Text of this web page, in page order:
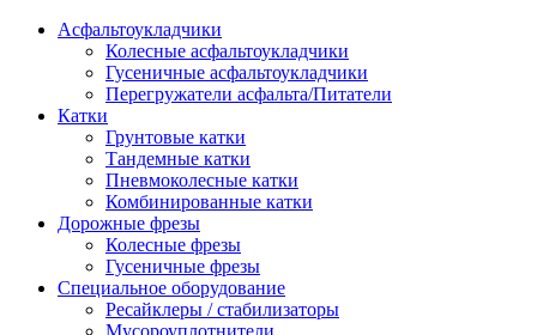
Асфальтоукладчики
Колесные асфальтоукладчики
Гусеничные асфальтоукладчики
Перегружатели асфальта/Питатели
Катки
Грунтовые катки
Тандемные катки
Пневмоколесные катки
Комбинированные катки
Дорожные фрезы
Колесные фрезы
Гусеничные фрезы
Специальное оборудование
Ресайклеры / стабилизаторы
Мусороуплотнители